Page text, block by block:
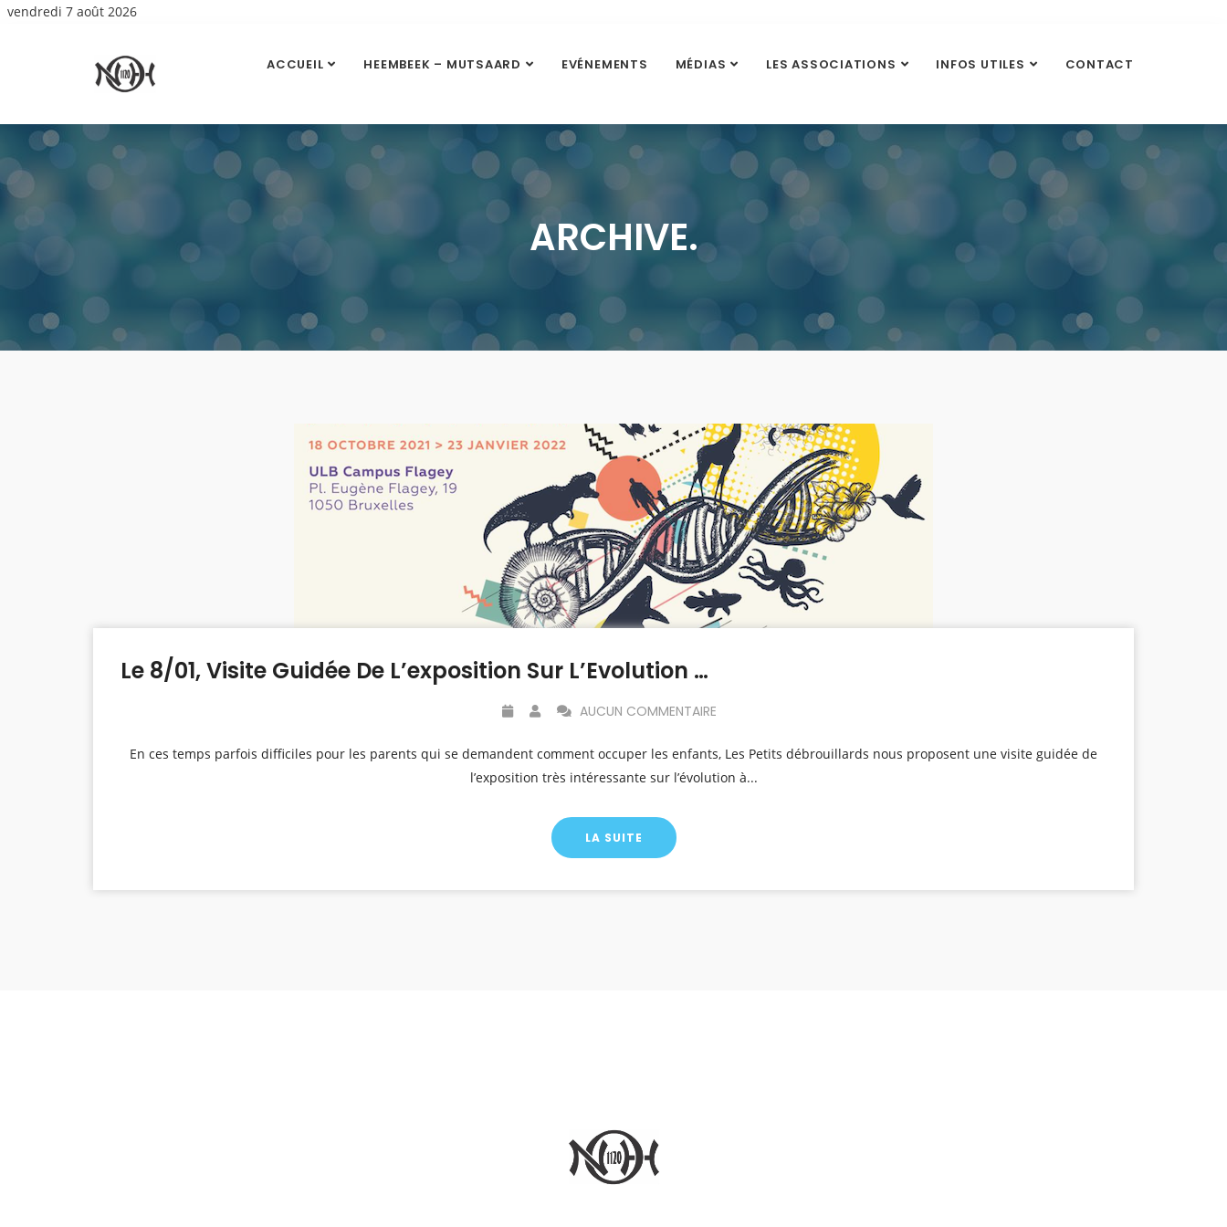
vendredi 7 août 2026
ACCUEIL HEEMBEEK – MUTSAARD EVÉNEMENTS MÉDIAS LES ASSOCIATIONS INFOS UTILES CONTACT
ARCHIVE.
Le 8/01, Visite Guidée De L’exposition Sur L’Evolution À Flagey
AUCUN COMMENTAIRE
En ces temps parfois difficiles pour les parents qui se demandent comment occuper les enfants, Les Petits débrouillards nous proposent une visite guidée de
l’exposition très intéressante sur l’évolution à...
LA SUITE